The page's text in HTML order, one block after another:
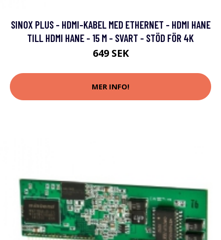
SINOX PLUS - HDMI-KABEL MED ETHERNET - HDMI HANE
TILL HDMI HANE - 15 M - SVART - STÖD FÖR 4K
649 SEK
MER INFO!